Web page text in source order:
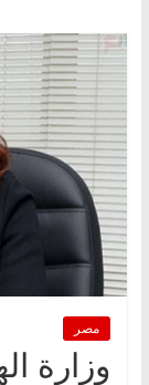
مصر
وزارة